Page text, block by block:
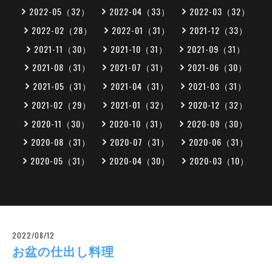
2022-05（32）
2022-04（33）
2022-03（32）
2022-02（28）
2022-01（31）
2021-12（33）
2021-11（30）
2021-10（31）
2021-09（31）
2021-08（31）
2021-07（31）
2021-06（30）
2021-05（31）
2021-04（31）
2021-03（31）
2021-02（29）
2021-01（32）
2020-12（32）
2020-11（30）
2020-10（31）
2020-09（30）
2020-08（31）
2020-07（31）
2020-06（31）
2020-05（31）
2020-04（30） 2020-03（10）
2022/08/12
お盆の仕出し料理